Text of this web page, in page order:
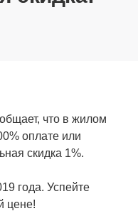
что в жилом
оплате или
скидка 1%.
года. Успейте
цене!